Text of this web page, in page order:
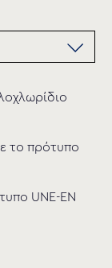
το πρότυπο
UNE-EN